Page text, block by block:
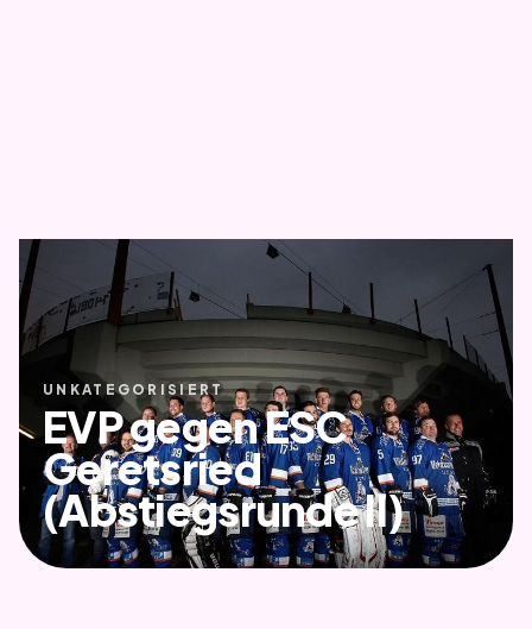
UNKATEGORISIERT
EVP gegen ESC
Geretsried
(Abstiegsrunde II)